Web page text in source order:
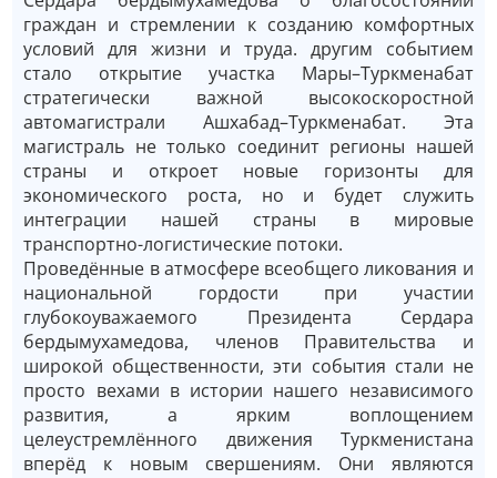
граждан и стремлении к созданию комфортных
условий для жизни и труда. другим событием
стало открытие участка Мары–Туркменабат
стратегически важной высокоскоростной
автомагистрали Ашхабад–Туркменабат. Эта
магистраль не только соединит регионы нашей
страны и откроет новые горизонты для
экономического роста, но и будет служить
интеграции нашей страны в мировые
транспортно-логистические потоки.
Проведённые в атмосфере всеобщего ликования и
национальной гордости при участии
глубокоуважаемого Президента Сердара
бердымухамедова, членов Правительства и
широкой общественности, эти события стали не
просто вехами в истории нашего независимого
развития, а ярким воплощением
целеустремлённого движения Туркменистана
вперёд к новым свершениям. Они являются